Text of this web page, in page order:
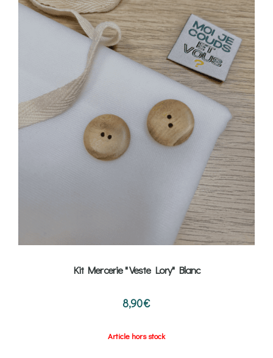
Kit Mercerie " Veste Lory" Blanc
8,90€
Article hors stock